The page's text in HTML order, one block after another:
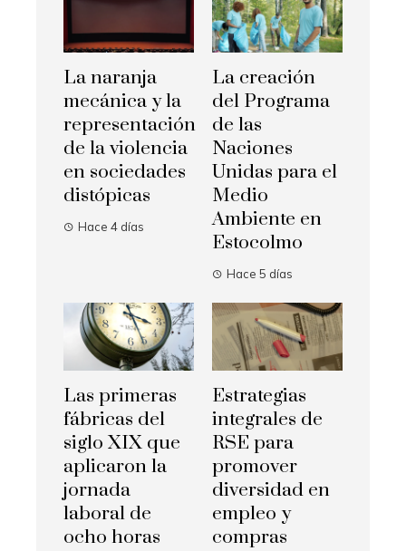
La naranja
mecánica y la
representación
de la violencia
en sociedades
distópicas
Hace 4 días
La creación
del Programa
de las
Naciones
Unidas para el
Medio
Ambiente en
Estocolmo
Hace 5 días
Las primeras
fábricas del
siglo XIX que
aplicaron la
jornada
laboral de
ocho horas
Estrategias
integrales de
RSE para
promover
diversidad en
empleo y
compras